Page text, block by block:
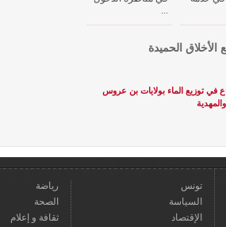
...
الأخلاق الحميدة
توزيع الماء بولايات بن عروس
تونس
السياسة
الإقتصاد
رياضة
الصحة
ثقافة و إعلام